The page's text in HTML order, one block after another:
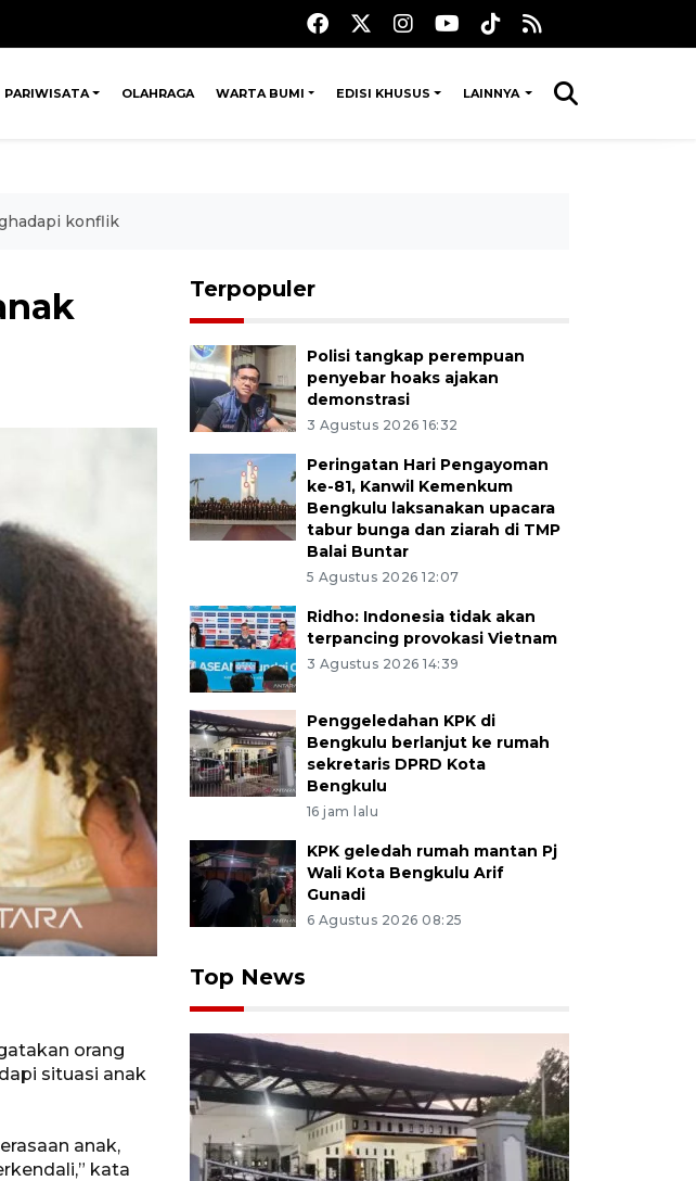
PARIWISATA OLAHRAGA WARTA BUMI EDISI KHUSUS LAINNYA
konflik
orang
situasi anak
anak,
kata
Terpopuler
Polisi tangkap perempuan
penyebar hoaks ajakan
demonstrasi
3 Agustus 2026 16:32
Peringatan Hari Pengayoman
ke-81, Kanwil Kemenkum
Bengkulu laksanakan upacara
tabur bunga dan ziarah di TMP
Balai Buntar
5 Agustus 2026 12:07
Ridho: Indonesia tidak akan
terpancing provokasi Vietnam
3 Agustus 2026 14:39
Penggeledahan KPK di
Bengkulu berlanjut ke rumah
sekretaris DPRD Kota
Bengkulu
16 jam lalu
KPK geledah rumah mantan Pj
Wali Kota Bengkulu Arif
Gunadi
6 Agustus 2026 08:25
Top News